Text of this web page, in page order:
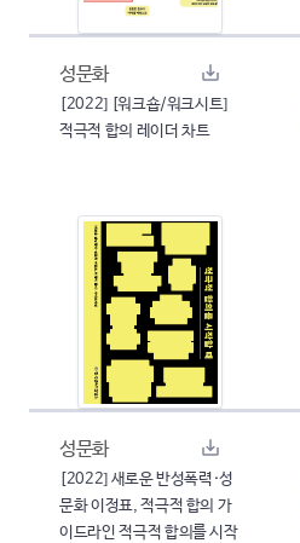
성문화
[2022] [워크숍/워크시트]
적극적 합의 레이더 차트
성문화
[2022] 새로운 반성폭력·성
문화 이정표, 적극적 합의 가
이드라인 적극적 합의를 시작